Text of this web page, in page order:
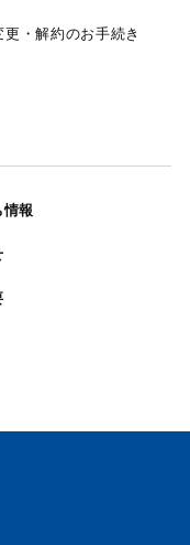
更・解約のお手続き
情報